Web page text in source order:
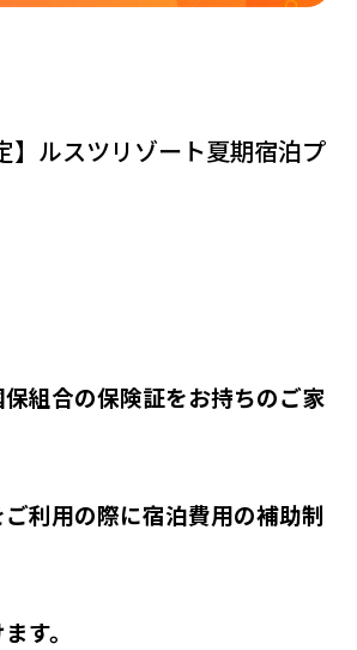
】ルスツリゾート夏期宿泊プ
組合の保険証をお持ちのご家
利用の際に宿泊費用の補助制
す。